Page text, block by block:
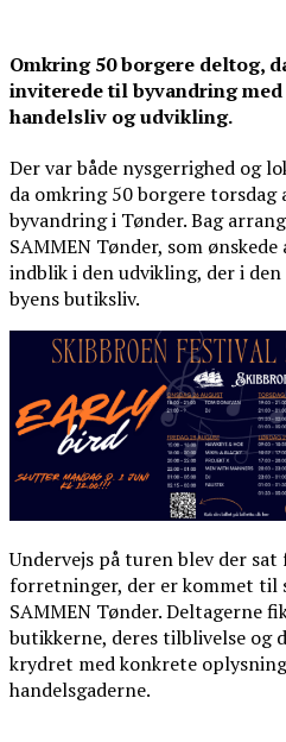
Omkring 50 borgere deltog,
inviterede til byvandring
handelsliv og udvikling.
Der var både nysgerrighed og
da omkring 50 borgere torsdag
byvandring i Tønder. Bag
SAMMEN Tønder, som
indblik i den udvikling, der i
byens butiksliv.
Undervejs på turen blev der sat
forretninger, der er kommet til
SAMMEN Tønder. Deltagerne
butikkerne, deres tilblivelse og
krydret med konkrete
handelsgaderne.